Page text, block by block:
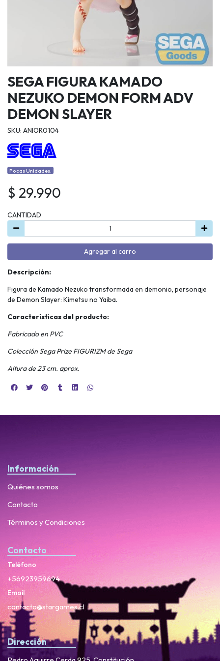
SEGA FIGURA KAMADO
NEZUKO DEMON FORM ADV
DEMON SLAYER
SKU: ANIOR0104
Pocas Unidades.
$ 29.990
CANTIDAD
Agregar al carro
Descripción:
Figura de Kamado Nezuko transformada en demonio, personaje
de Demon Slayer: Kimetsu no Yaiba.
Características del producto:
Fabricado en PVC
Colección Sega Prize FIGURIZM de Sega
Altura de 23 cm. aprox.
Información
Quiénes somos
Contacto
Términos y Condiciones
Contacto
Teléfono
+56923959694
Email
contacto@stargames.cl
Dirección